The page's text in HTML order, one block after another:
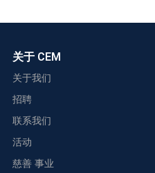
关于 CEM
关于我们
招聘
联系我们
活动
慈善 事业